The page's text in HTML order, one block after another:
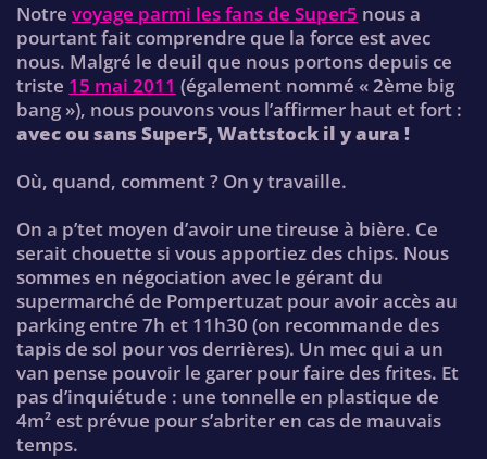
Notre voyage parmi les fans de Super5 nous a
pourtant fait comprendre que la force est avec
nous. Malgré le deuil que nous portons depuis ce
triste 15 mai 2011 (également nommé « 2ème big
bang »), nous pouvons vous l’affirmer haut et fort :
avec ou sans Super5, Wattstock il y aura !
Où, quand, comment ? On y travaille.
On a p’tet moyen d’avoir une tireuse à bière. Ce
serait chouette si vous apportiez des chips. Nous
sommes en négociation avec le gérant du
supermarché de Pompertuzat pour avoir accès au
parking entre 7h et 11h30 (on recommande des
tapis de sol pour vos derrières). Un mec qui a un
van pense pouvoir le garer pour faire des frites. Et
pas d’inquiétude : une tonnelle en plastique de
4m² est prévue pour s’abriter en cas de mauvais
temps.